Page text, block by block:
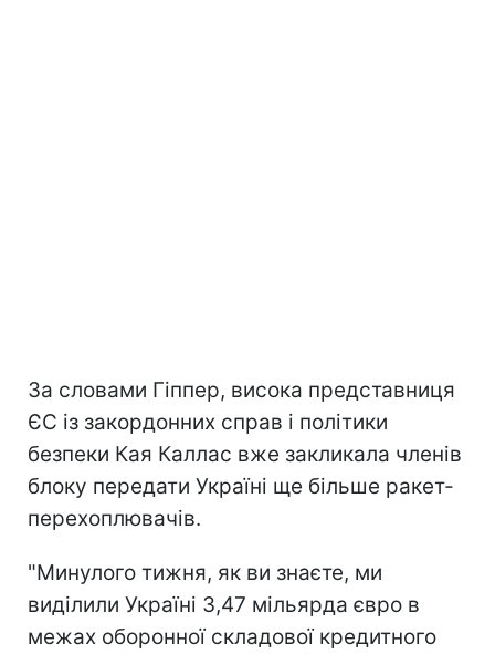
За словами Гіппер, висока представниця
ЄС із закордонних справ і політики
безпеки Кая Каллас вже закликала членів
блоку передати Україні ще більше ракет-
перехоплювачів.
"Минулого тижня, як ви знаєте, ми
виділили Україні 3,47 мільярда євро в
межах оборонної складової кредитного